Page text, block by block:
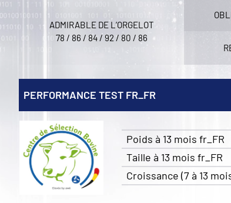
ADMIRABLE DE L’ORGELOT
78 / 86 / 84 / 92 / 80 / 86
PERFORMANCE TEST FR_FR
Poids à 13 mois fr_FR
Taille à 13 mois fr_FR
Croissance (7 à 13